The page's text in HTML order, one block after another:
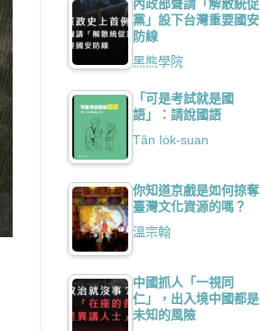
內政部聲請「解散統促
黨」設下台灣重要國安
防線
黑熊學院
「可是考試就是國
語」：請說國語
Tân Io̍k-suan
你知道京戲是如何掠奪
臺灣文化資源的嗎？
溫宗翰
中國抓人「一視同
仁」，出入境中國都是
未知的風險